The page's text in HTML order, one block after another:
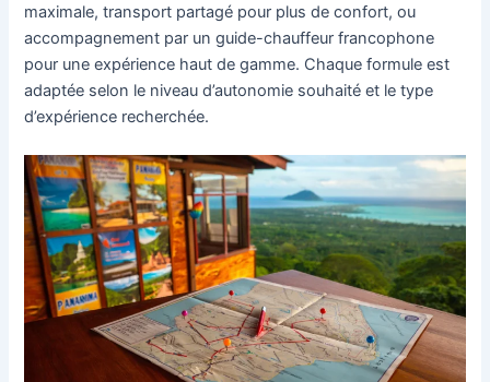
maximale, transport partagé pour plus de confort, ou
accompagnement par un guide-chauffeur francophone
pour une expérience haut de gamme. Chaque formule est
adaptée selon le niveau d’autonomie souhaité et le type
d’expérience recherchée.